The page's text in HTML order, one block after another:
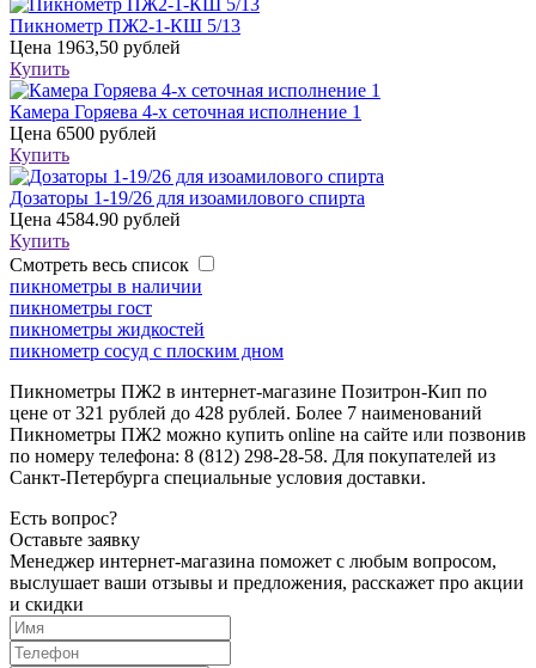
Пикнометр ПЖ2-1-КШ 5/13
Цена 1963,50 рублей
Купить
Камера Горяева 4-х сеточная исполнение 1
Цена 6500 рублей
Купить
Дозаторы 1-19/26 для изоамилового спирта
Цена 4584.90 рублей
Купить
Смотреть весь список
пикнометры в наличии
пикнометры гост
пикнометры жидкостей
пикнометр сосуд c плоским дном
Пикнометры ПЖ2 в интернет-магазине Позитрон-Кип по
цене от 321 рублей до 428 рублей. Более 7 наименований
Пикнометры ПЖ2 можно купить online на сайте или позвонив
по номеру телефона: 8 (812) 298-28-58. Для покупателей из
Санкт-Петербурга специальные условия доставки.
Есть вопрос?
Оставьте заявку
Менеджер интернет-магазина поможет с любым вопросом,
выслушает ваши отзывы и предложения, расскажет про акции
и скидки